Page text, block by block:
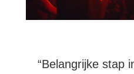
“Belangrijke stap